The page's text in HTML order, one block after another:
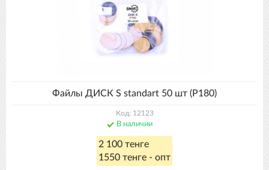
Файлы ДИСК S standart 50 шт (P180)
Код: 12123
В наличии
2 100 тенге
1550 тенге - опт